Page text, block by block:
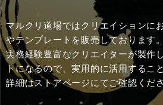
マルクリ道場ではクリエイションに
やテンプレートを販売しております。
実務経験豊富なクリエイターが製作
トになるので、実用的に活用するこ
詳細はストアページにてご確認くださ